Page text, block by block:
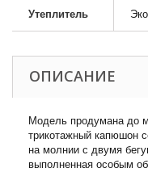
Утеплитель
ОПИСАНИЕ
Модель продумана до
трикотажный капюшон
на молнии с двумя
выполненная особым